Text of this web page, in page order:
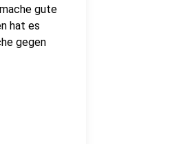
gute
hat es
gegen